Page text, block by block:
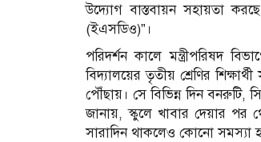
উদ্যোগ বাস্তবায়ন সহায়তা
(ইএসডিও)”।
পরিদর্শন কালে মন্ত্রীপরিষদ
বিদ্যালয়ের তৃতীয় শ্রেণির
পৌঁছায়। সে বিভিন্ন দিন বনরুটি,
জানায়, স্কুলে খাবার দেয়ার
সারাদিন থাকলেও কোনো সমস্যা